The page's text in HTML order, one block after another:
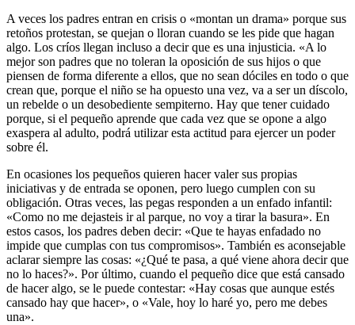
A veces los padres entran en crisis o «montan un drama» porque sus
retoños protestan, se quejan o lloran cuando se les pide que hagan
algo. Los críos llegan incluso a decir que es una injusticia. «A lo
mejor son padres que no toleran la oposición de sus hijos o que
piensen de forma diferente a ellos, que no sean dóciles en todo o que
crean que, porque el niño se ha opuesto una vez, va a ser un díscolo,
un rebelde o un desobediente sempiterno. Hay que tener cuidado
porque, si el pequeño aprende que cada vez que se opone a algo
exaspera al adulto, podrá utilizar esta actitud para ejercer un poder
sobre él.
En ocasiones los pequeños quieren hacer valer sus propias
iniciativas y de entrada se oponen, pero luego cumplen con su
obligación. Otras veces, las pegas responden a un enfado infantil:
«Como no me dejasteis ir al parque, no voy a tirar la basura». En
estos casos, los padres deben decir: «Que te hayas enfadado no
impide que cumplas con tus compromisos». También es aconsejable
aclarar siempre las cosas: «¿Qué te pasa, a qué viene ahora decir que
no lo haces?». Por último, cuando el pequeño dice que está cansado
de hacer algo, se le puede contestar: «Hay cosas que aunque estés
cansado hay que hacer», o «Vale, hoy lo haré yo, pero me debes
una».